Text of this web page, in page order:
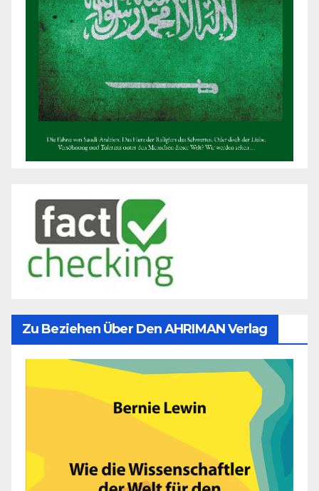
Zu Beziehen Über Den AHRIMAN Verlag